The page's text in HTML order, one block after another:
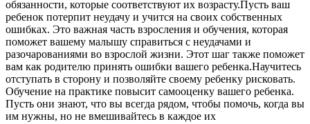
обязанности, которые соответствуют их возрасту.Пусть ваш
ребенок потерпит неудачу и учится на своих собственных
ошибках. Это важная часть взросления и обучения, которая
поможет вашему малышу справиться с неудачами и
разочарованиями во взрослой жизни. Этот шаг также поможет
вам как родителю принять ошибки вашего ребенка.Научитесь
отступать в сторону и позволяйте своему ребенку рисковать.
Обучение на практике повысит самооценку вашего ребенка.
Пусть они знают, что вы всегда рядом, чтобы помочь, когда вы
им нужны, но не вмешивайтесь в каждое их